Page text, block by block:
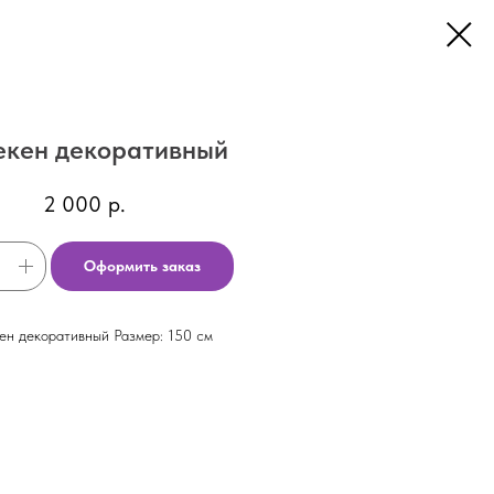
декоративный
2 000 р.
Оформить заказ
декоративный Размер: 150 см